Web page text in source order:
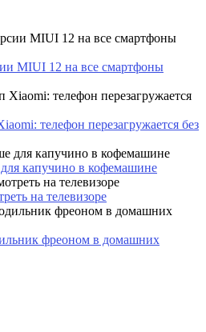
MIUI 12 на все смартфоны
телефон перезагружается без
капучино в кофемашине
на телевизоре
фреоном в домашних